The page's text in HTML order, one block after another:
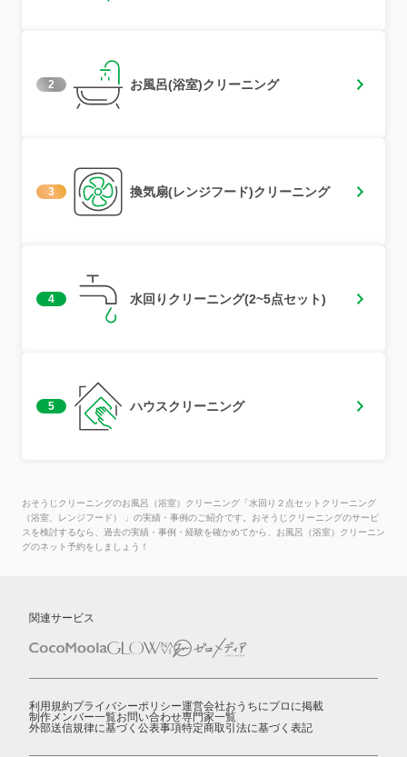
2 お風呂(浴室)クリーニング
3 換気扇(レンジフード)クリーニング
4 水回りクリーニング(2~5点セット)
5 ハウスクリーニング
おそうじクリーニングのお風呂（浴室）クリーニング「水回り２点セットクリーニング
（浴室、レンジフード） 」の実績・事例のご紹介です。おそうじクリーニングのサービ
スを検討するなら、過去の実績・事例・経験を確かめてから、お風呂（浴室）クリーニン
グのネット予約をしましょう！
関連サービス
利用規約プライバシーポリシー運営会社おうちにプロに掲載
制作メンバー一覧お問い合わせ専門家一覧
外部送信規律に基づく公表事項特定商取引法に基づく表記